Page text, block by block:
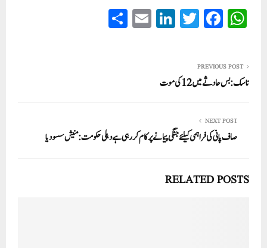
W
ha
A
pp
Fa
ce
ok
T
wi
r
Li
nk
E
m
PREVIOUS POST
ناسک: بس حادثے میں 12کی موت
NEXT POST
صاف پانی کی فراہمی کیلئے جنگی پیمانے پر کام کررہی ہے دہلی حکومت: منیش سسودیا
RELATED POSTS